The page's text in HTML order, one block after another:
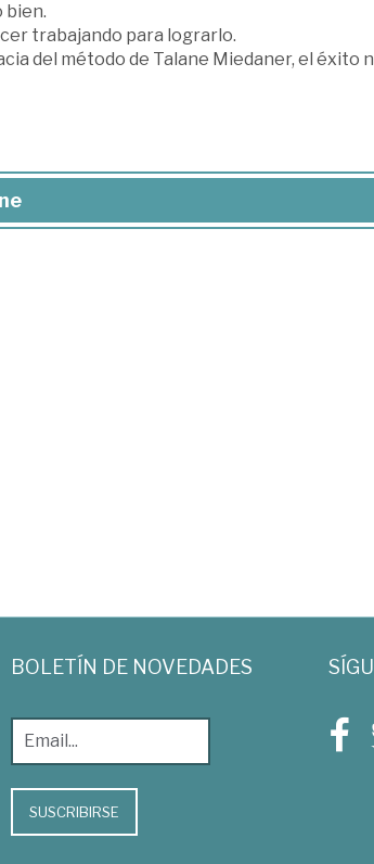
bien.
trabajando para lograrlo.
del método de Talane Miedaner, el éxito
BOLETÍN DE NOVEDADES
SUSCRIBIRSE